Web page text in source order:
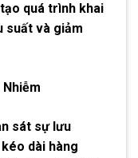
quá trình khai
suất và giảm
sát sự lưu
dài hàng